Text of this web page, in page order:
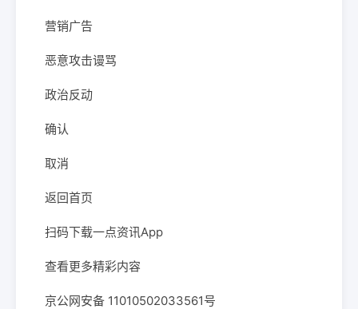
营销广告
恶意攻击谩骂
政治反动
确认
取消
返回首页
扫码下载一点资讯App
查看更多精彩内容
京公网安备 11010502033561号